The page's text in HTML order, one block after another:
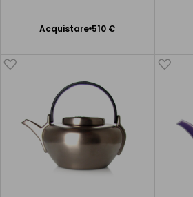
Acquistare 510 €
Aggiungere